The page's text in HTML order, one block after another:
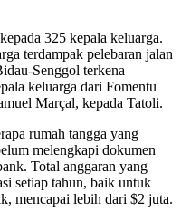
325 kepala keluarga.
terdampak pelebaran jalan
Senggol terkena
keluarga dari Fomentu
Marçal, kepada Tatoli.
rumah tangga yang
melengkapi dokumen
Total anggaran yang
setiap tahun, baik untuk
mencapai lebih dari $2 juta.